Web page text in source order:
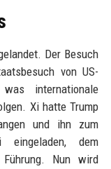
Der Besuch
von US-
internationale
Xi hatte Trump
und ihn zum
eingeladen, dem
Nun wird